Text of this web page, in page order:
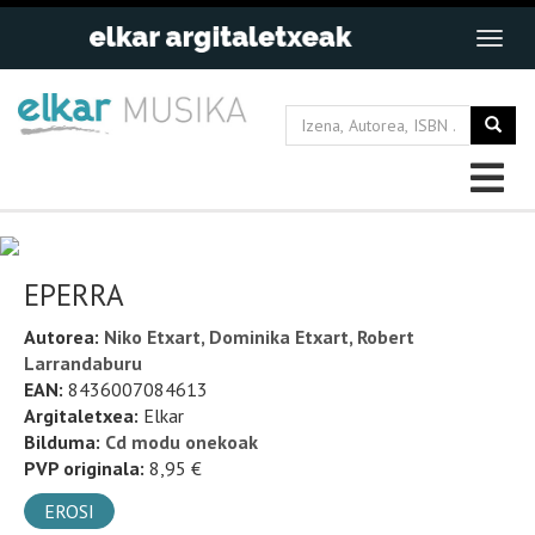
EPERRA
Autorea: Niko Etxart, Dominika Etxart, Robert
Larrandaburu
EAN: 8436007084613
Argitaletxea: Elkar
Bilduma: Cd modu onekoak
PVP originala: 8,95 €
EROSI